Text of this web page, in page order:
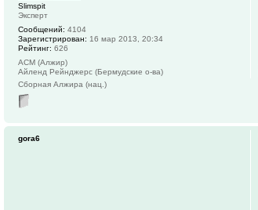
Slimspit
Эксперт
Сообщений: 4104
Зарегистрирован: 16 мар 2013, 20:34
Рейтинг: 626
АСМ (Алжир)
Айленд Рейнджерс (Бермудские о-ва)
Сборная Алжира (нац.)
gora6